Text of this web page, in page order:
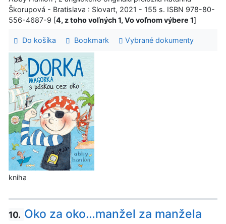
Škorupová - Bratislava : Slovart, 2021 - 155 s. ISBN 978-80-
556-4687-9 [4, z toho voľných 1, Vo voľnom výbere 1]
Do košíka Bookmark Vybrané dokumenty
kniha
10. Oko za oko…manžel za manžela